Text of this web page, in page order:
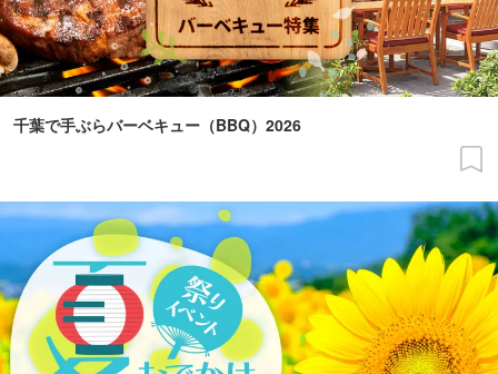
千葉で手ぶらバーベキュー（BBQ）2026